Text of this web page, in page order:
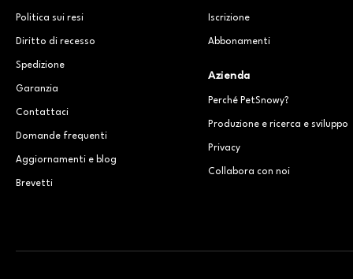
Politica sui resi
Diritto di recesso
Spedizione
Garanzia
Contattaci
Domande frequenti
Aggiornamenti e blog
Brevetti
Iscrizione
Abbonamenti
Azienda
Perché PetSnowy?
Produzione e ricerca e sviluppo
Privacy
Collabora con noi